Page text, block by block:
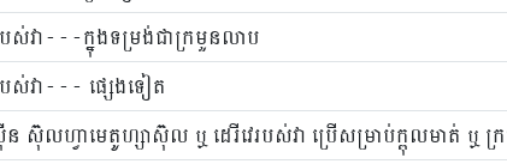
ស់វា - - -ក្នុងទម្រង់ជាក្រមួនលាប
ស់វា - - - ផ្សេងទៀត
ហ្វាមេតូហ្សាស៊ុល ឬ ដេរីវេរបស់វា ប្រើសម្រាប់ក្ពុលមាត់ ឬ ក្